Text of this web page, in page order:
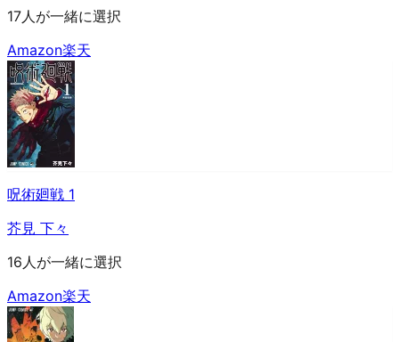
17人が一緒に選択
Amazon楽天
呪術廻戦 1
芥見 下々
16人が一緒に選択
Amazon楽天